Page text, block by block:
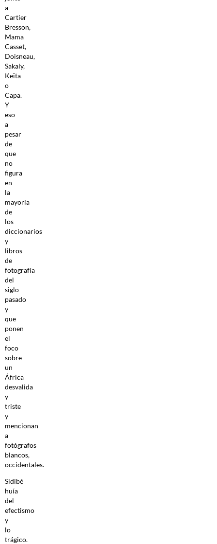
a
Cartier
Bresson,
Mama
Casset,
Doisneau,
Sakaly,
Keïta
o
Capa.
Y
eso
a
pesar
de
que
no
figura
en
la
mayoría
de
los
diccionarios
y
libros
de
fotografía
del
siglo
pasado
y
que
ponen
el
foco
sobre
un
África
desvalida
y
triste
y
mencionan
a
fotógrafos
blancos,
occidentales.
Sidibé
huía
del
efectismo
y
lo
trágico.